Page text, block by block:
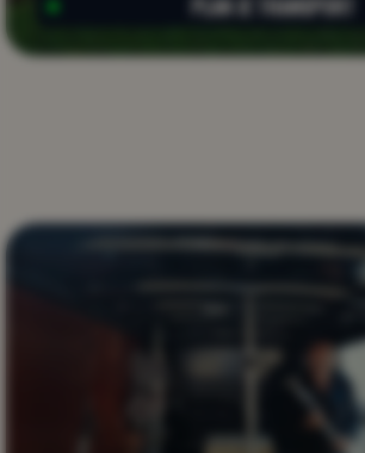
PLAN JE TRANSPORT